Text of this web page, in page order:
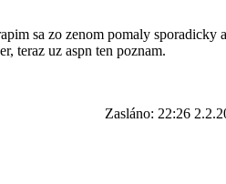
sa zo zenom pomaly sporadicky
teraz uz aspn ten poznam.
Zasláno: 22:26